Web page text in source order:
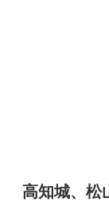
高知城、松